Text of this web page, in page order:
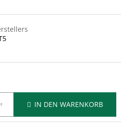
IN DEN WARENKORB